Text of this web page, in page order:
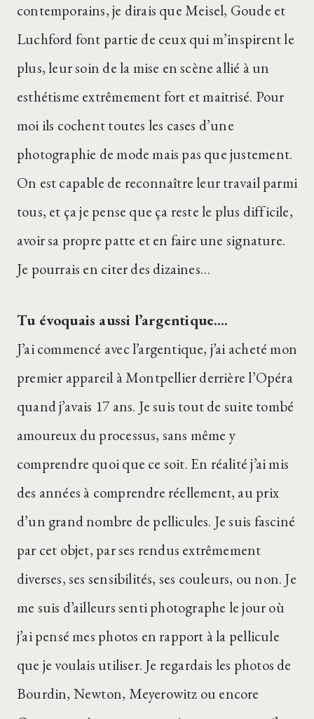
contemporains, je dirais que Meisel, Goude et
Luchford font partie de ceux qui m’inspirent le
plus, leur soin de la mise en scène allié à un
esthétisme extrêmement fort et maitrisé. Pour
moi ils cochent toutes les cases d’une
photographie de mode mais pas que justement.
On est capable de reconnaître leur travail parmi
tous, et ça je pense que ça reste le plus difficile,
avoir sa propre patte et en faire une signature.
Je pourrais en citer des dizaines…
Tu évoquais aussi l’argentique….
J’ai commencé avec l’argentique, j’ai acheté mon
premier appareil à Montpellier derrière l’Opéra
quand j’avais 17 ans. Je suis tout de suite tombé
amoureux du processus, sans même y
comprendre quoi que ce soit. En réalité j’ai mis
des années à comprendre réellement, au prix
d’un grand nombre de pellicules. Je suis fasciné
par cet objet, par ses rendus extrêmement
diverses, ses sensibilités, ses couleurs, ou non. Je
me suis d’ailleurs senti photographe le jour où
j’ai pensé mes photos en rapport à la pellicule
que je voulais utiliser. Je regardais les photos de
Bourdin, Newton, Meyerowitz ou encore